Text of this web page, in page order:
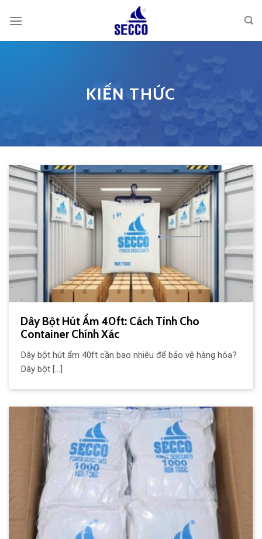
KIẾN THỨC
Dây Bột Hút Ẩm 40ft: Cách Tính Cho
Container Chính Xác
Dây bột hút ẩm 40ft cần bao nhiêu để bảo vệ hàng hóa?
Dây bột [...]